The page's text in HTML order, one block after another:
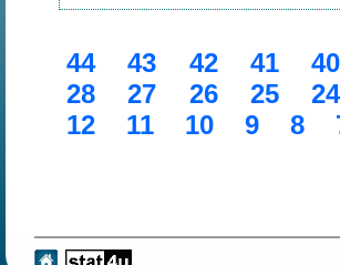
44 43 42 41 40
28
27 26 25 24
12
11 10 9 8